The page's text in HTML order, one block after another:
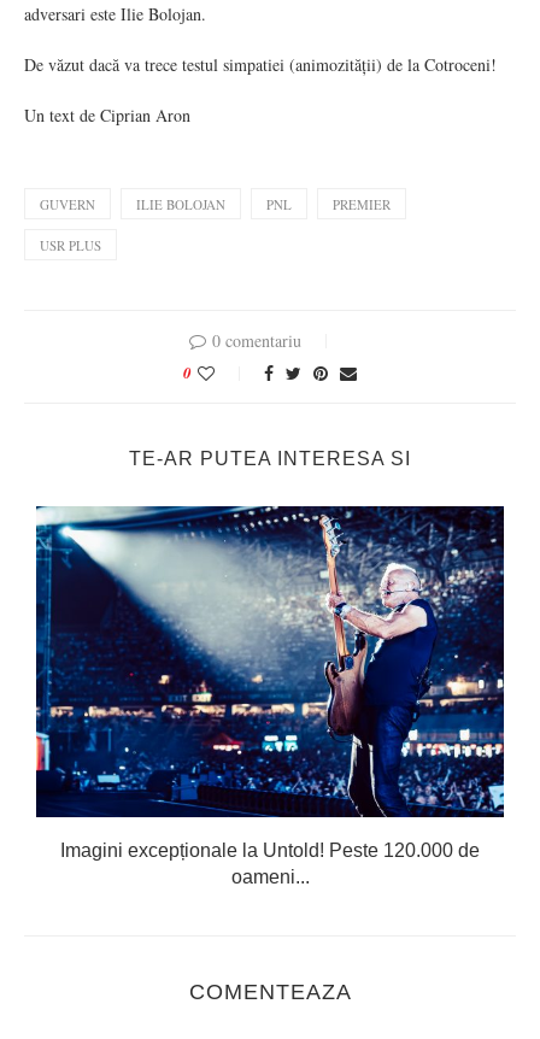
adversari este Ilie Bolojan.
De văzut dacă va trece testul simpatiei (animozității) de la Cotroceni!
Un text de Ciprian Aron
GUVERN ILIE BOLOJAN PNL PREMIER
USR PLUS
0 comentariu
0
TE-AR PUTEA INTERESA SI
Imagini excepționale la Untold! Peste 120.000 de
oameni...
COMENTEAZA